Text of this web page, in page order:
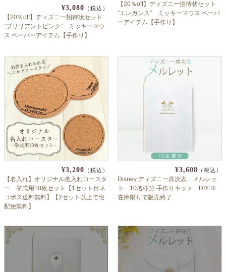
¥3,080 （税込）
【20％off】ディズニー招待状セット
”ブリリアントピンク” ミッキーマウ
ス ペーパーアイテム【手作り】
【20％off】ディズニー招待状セット
”エレガンス” ミッキーマウス ペーパ
ーアイテム【手作り】
¥3,200 （税込）
【名入れ】オリジナル名入れコースタ
ー 挙式用10枚セット【1セット目ネ
コポス送料無料】【2セット以上で宅
配便無料】
¥3,608 （税込）
Disney ディズニー席次表 メルレッ
ト 10名様分 手作りキット DIY ※
在庫限りで販売終了